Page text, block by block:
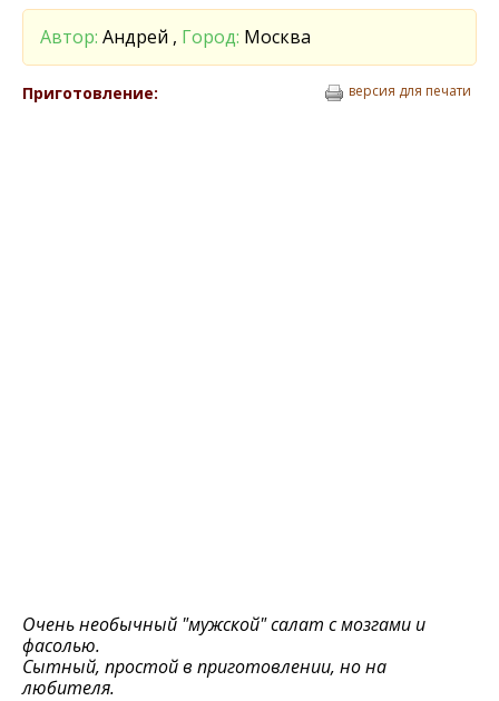
Автор: Андрей , Город: Москва
Приготовление: версия для печати
Очень необычный "мужской" салат с мозгами и
фасолью.
Сытный, простой в приготовлении, но на
любителя.